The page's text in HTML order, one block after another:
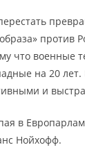
против
что военные
на 20 лет.
и
в
Нойхофф.